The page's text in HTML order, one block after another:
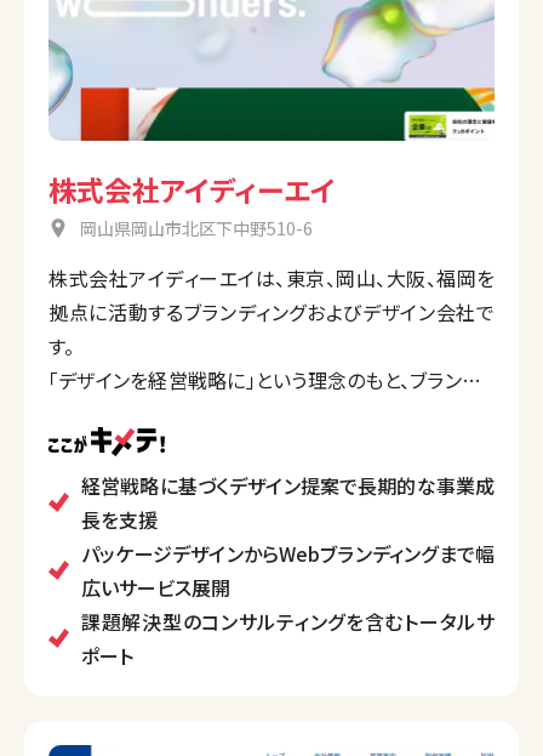
株式会社アイディーエイ
岡山県岡山市北区下中野510-6
株式会社アイディーエイは、東京、岡山、大阪、福岡を
拠点に活動するブランディングおよびデザイン会社で
す。
「デザインを経営戦略に」という理念のもと、ブランディ
ザイン、動画制作など、多岐にわたるクリエイティブソ
リューションを提供しています。特に、企業のビジョン
実現や課題解決に向けた包括的なコンサルティングを
強みとしており、デザインを活用して事業の成長を支
援します。
また、SDGsや社会貢献活動にも積極的に取り組んで
います。
経営戦略に基づくデザイン提案で長期的な事業成
長を支援
パッケージデザインからWebブランディングまで幅
広いサービス展開
課題解決型のコンサルティングを含むトータルサ
ポート